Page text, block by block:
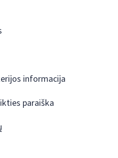
informacija
paraiška